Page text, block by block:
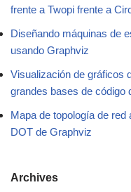
frente a Twopi frente a
Diseñando máquinas de
usando Graphviz
Visualización de gráficos
grandes bases de código
Mapa de topología de red
DOT de Graphviz
Archives